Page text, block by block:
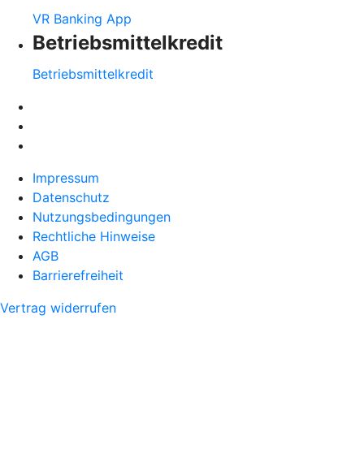
VR Banking App
Betriebsmittelkredit
Betriebsmittelkredit
Impressum
Datenschutz
Nutzungsbedingungen
Rechtliche Hinweise
AGB
Barrierefreiheit
Vertrag widerrufen